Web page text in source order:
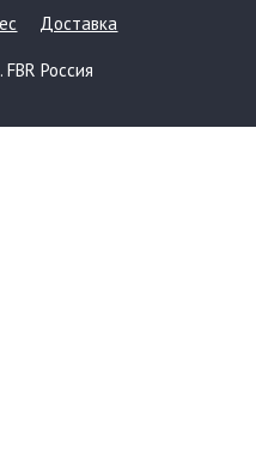
Доставка
Россия